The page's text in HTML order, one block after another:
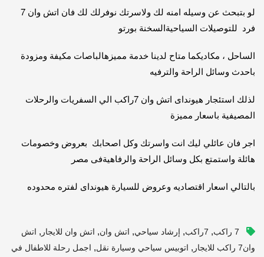
لو بتبحث عن وسيله امنه لك ولاسرتك نوفرلك لك فان اتش وان 7
فرد للتوصيلات السياحيةالسخنة بورتو
الساحل ، مكاديكما متاح لدينا خدمة مميزهالباصات مكيفة ومزودة
باحدث وسائل الراحة والترفيه
لذلك استئجار هيونداى اتش وان 7راكب الي السفريات والرحلات
المصيفية باسعار مميزة
اجر فان عائلي ليك انت واسرتك وكل اصحابك بعروض وخصومات
هائلة واستمتع بكل وسائل الراحة والرفاهيةفى مصر
بالتالي اسعار اقتصاديه وعروض للسيارة هيونداى لفتره محدوده
7 راكب , 7راكب , إرشاد سياحي, اتش وان, اتش وان للايجار , اتش
وان7 راكب للايجار
, اتوبيس سياحي وسيارة نقل, اجمل رحلة للاطفال في